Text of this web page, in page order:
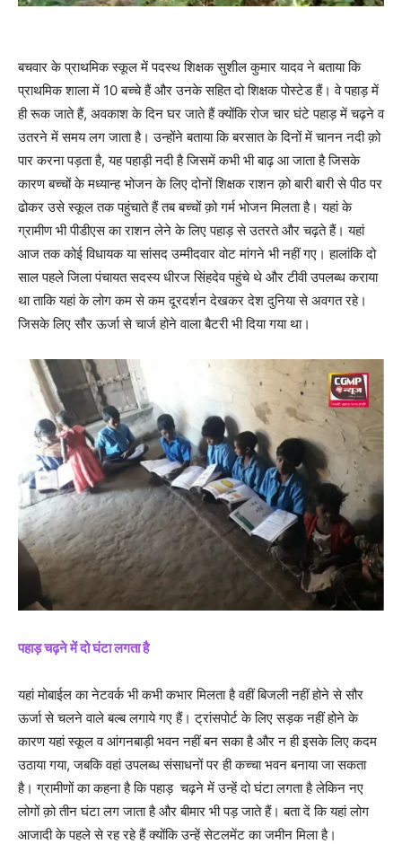
बचवार के प्राथमिक स्कूल में पदस्थ शिक्षक सुशील कुमार यादव ने बताया कि
प्राथमिक शाला में 10 बच्चे हैं और उनके सहित दो शिक्षक पोस्टेड हैं। वे पहाड़ में
ही रूक जाते हैं, अवकाश के दिन घर जाते हैं क्योंकि रोज चार घंटे पहाड़ में चढ़ने व
उतरने में समय लग जाता है। उन्होंने बताया कि बरसात के दिनों में चानन नदी क़ो
पार करना पड़ता है, यह पहाड़ी नदी है जिसमें कभी भी बाढ़ आ जाता है जिसके
कारण बच्चों के मध्यान्ह भोजन के लिए दोनों शिक्षक राशन क़ो बारी बारी से पीठ पर
ढोकर उसे स्कूल तक पहुंचाते हैं तब बच्चों क़ो गर्म भोजन मिलता है। यहां के
ग्रामीण भी पीडीएस का राशन लेने के लिए पहाड़ से उतरते और चढ़ते हैं। यहां
आज तक कोई विधायक या सांसद उम्मीदवार वोट मांगने भी नहीं गए। हालांकि दो
साल पहले जिला पंचायत सदस्य धीरज सिंहदेव पहुंचे थे और टीवी उपलब्ध कराया
था ताकि यहां के लोग कम से कम दूरदर्शन देखकर देश दुनिया से अवगत रहे।
जिसके लिए सौर ऊर्जा से चार्ज होने वाला बैटरी भी दिया गया था।
पहाड़ चढ़ने में दो घंटा लगता है
यहां मोबाईल का नेटवर्क भी कभी कभार मिलता है वहीं बिजली नहीं होने से सौर
ऊर्जा से चलने वाले बल्ब लगाये गए हैं। ट्रांसपोर्ट के लिए सड़क नहीं होने के
कारण यहां स्कूल व आंगनबाड़ी भवन नहीं बन सका है और न ही इसके लिए कदम
उठाया गया, जबकि वहां उपलब्ध संसाधनों पर ही कच्चा भवन बनाया जा सकता
है। ग्रामीणों का कहना है कि पहाड़ चढ़ने में उन्हें दो घंटा लगता है लेकिन नए
लोगों क़ो तीन घंटा लग जाता है और बीमार भी पड़ जाते हैं। बता दें कि यहां लोग
आजादी के पहले से रह रहे हैं क्योंकि उन्हें सेटलमेंट का जमीन मिला है।